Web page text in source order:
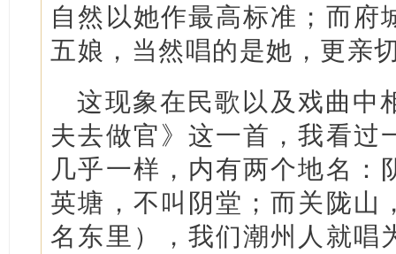
自然以她作最高标准；而府
五娘，当然唱的是她，更亲
这现象在民歌以及戏曲中
夫去做官》这一首，我看过
几乎一样，内有两个地名：
英塘，不叫阴堂；而关陇山
名东里），我们潮州人就唱